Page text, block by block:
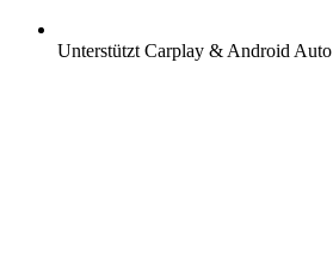
Unterstützt Carplay & Android Auto